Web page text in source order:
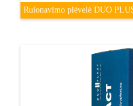
Rulonavimo plėvelė DUO